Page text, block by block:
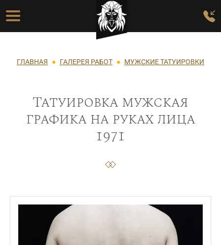
Перейти к основному содержанию
Основная навигация
Строка навигации
ГЛАВНАЯ ГАЛЕРЕЯ РАБОТ МУЖСКИЕ ТАТУИРОВКИ
Татуировка мужская
графика на руках лица
1971